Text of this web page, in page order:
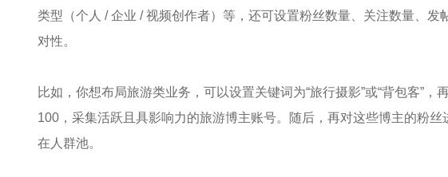
类型（个人 / 企业 / 视频创作者）等，还可设置粉丝数量、关注数量、
对性。
比如，你想布局旅游类业务，可以设置关键词为“旅行摄影”或“背包客”，
100，采集活跃且具影响力的旅游博主账号。随后，再对这些博主的粉
在人群池。